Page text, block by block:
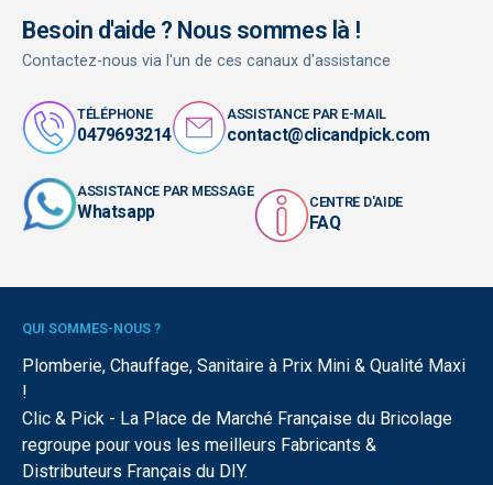
Besoin d'aide ? Nous sommes là !
Contactez-nous via l'un de ces canaux d'assistance
TÉLÉPHONE
0479693214
ASSISTANCE PAR E-MAIL
contact@clicandpick.com
ASSISTANCE PAR MESSAGE
Whatsapp CENTRE D'AIDE
FAQ
QUI SOMMES-NOUS ?
Plomberie, Chauffage, Sanitaire à Prix Mini & Qualité Maxi
!
Clic & Pick - La Place de Marché Française du Bricolage
regroupe pour vous les meilleurs Fabricants &
Distributeurs Français du DIY.